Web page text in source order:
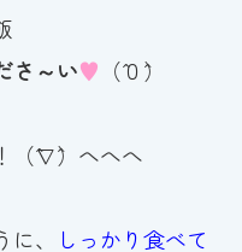
さ～い♥ （ˆ０ˆ）
ˆ∇ˆ）へへへ
、 しっかり食べて